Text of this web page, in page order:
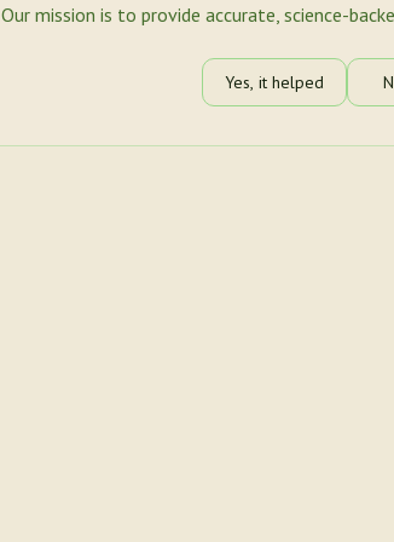
Our mission is to provide accurate, science-
Yes, it helped